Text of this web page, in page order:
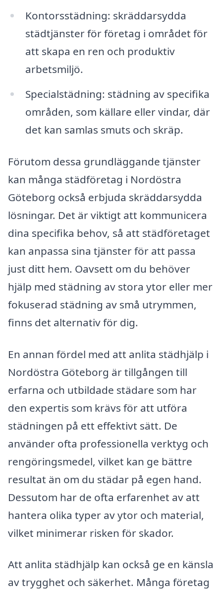
Kontorsstädning: skräddarsydda
städtjänster för företag i området för
att skapa en ren och produktiv
arbetsmiljö.
Specialstädning: städning av specifika
områden, som källare eller vindar, där
det kan samlas smuts och skräp.
Förutom dessa grundläggande tjänster
kan många städföretag i Nordöstra
Göteborg också erbjuda skräddarsydda
lösningar. Det är viktigt att kommunicera
dina specifika behov, så att städföretaget
kan anpassa sina tjänster för att passa
just ditt hem. Oavsett om du behöver
hjälp med städning av stora ytor eller mer
fokuserad städning av små utrymmen,
finns det alternativ för dig.
En annan fördel med att anlita städhjälp i
Nordöstra Göteborg är tillgången till
erfarna och utbildade städare som har
den expertis som krävs för att utföra
städningen på ett effektivt sätt. De
använder ofta professionella verktyg och
rengöringsmedel, vilket kan ge bättre
resultat än om du städar på egen hand.
Dessutom har de ofta erfarenhet av att
hantera olika typer av ytor och material,
vilket minimerar risken för skador.
Att anlita städhjälp kan också ge en känsla
av trygghet och säkerhet. Många företag